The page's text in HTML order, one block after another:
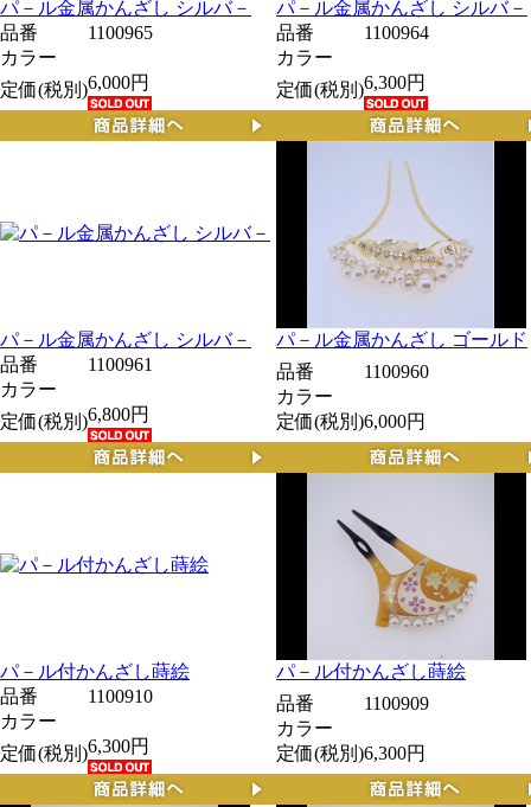
パ－ル金属かんざし シルバ－
パ－ル金属かんざし シルバ－
品番
1100965
カラー
定価(税別)6,000円
品番
1100964
カラー
定価(税別)6,300円
パ－ル金属かんざし シルバ－
パ－ル金属かんざし ゴールド
品番
1100961
カラー
定価(税別)6,800円
品番
1100960
カラー
定価(税別)6,000円
パ－ル付かんざし蒔絵
パ－ル付かんざし蒔絵
品番
1100910
カラー
定価(税別)6,300円
品番
1100909
カラー
定価(税別)6,300円